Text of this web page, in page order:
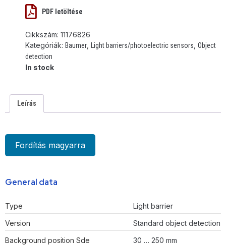
PDF letöltése
Cikkszám: 11176826
Kategóriák: Baumer Light barriers/photoelectric sensors Object
detection
In stock
Leírás
Fordítás magyarra
General data
Type
Light barrier
Version
Standard object detection
Background position Sde
30 … 250 mm